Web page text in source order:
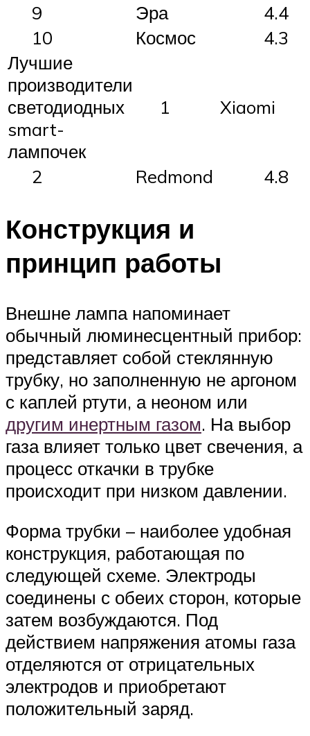
9
Эра
4.4
10
Космос
4.3
Лучшие
производители
светодиодных
smart-
лампочек
1 Xiaomi
2 Redmond 4.8
Конструкция и
принцип работы
Внешне лампа напоминает
обычный люминесцентный прибор:
представляет собой стеклянную
трубку, но заполненную не аргоном
с каплей ртути, а неоном или
другим инертным газом. На выбор
газа влияет только цвет свечения, а
процесс откачки в трубке
происходит при низком давлении.
Форма трубки – наиболее удобная
конструкция, работающая по
следующей схеме. Электроды
соединены с обеих сторон, которые
затем возбуждаются. Под
действием напряжения атомы газа
отделяются от отрицательных
электродов и приобретают
положительный заряд.